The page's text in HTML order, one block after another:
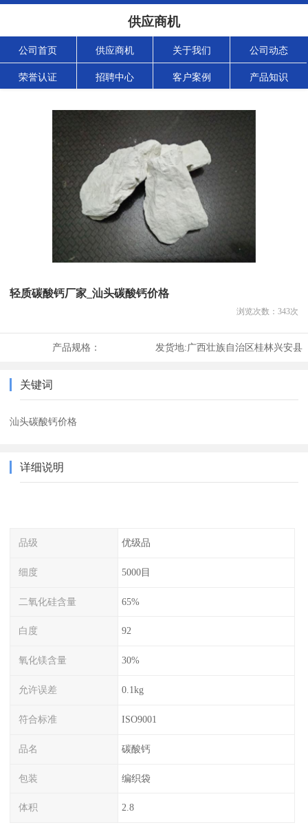
供应商机
公司首页 供应商机 关于我们 公司动态
荣誉认证 招聘中心 客户案例 产品知识
轻质碳酸钙厂家_汕头碳酸钙价格
浏览次数： 343次
产品规格： 发货地:广西壮族自治区桂林兴安县
关键词
汕头碳酸钙价格
详细说明
品级 优级品
细度 5000目
二氧化硅含量 65%
白度 92
氧化镁含量 30%
允许误差 0.1kg
符合标准 ISO9001
品名 碳酸钙
包装 编织袋
体积 2.8